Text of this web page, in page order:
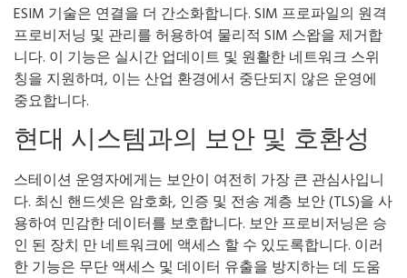
ESIM 기술은 연결을 더 간소화합니다. SIM 프로파일의 원격
프로비저닝 및 관리를 허용하여 물리적 SIM 스왑을 제거합
니다. 이 기능은 실시간 업데이트 및 원활한 네트워크 스위
칭을 지원하며, 이는 산업 환경에서 중단되지 않은 운영에
중요합니다.
현대 시스템과의 보안 및 호환성
스테이션 운영자에게는 보안이 여전히 가장 큰 관심사입니
다. 최신 핸드셋은 암호화, 인증 및 전송 계층 보안 (TLS)을 사
용하여 민감한 데이터를 보호합니다. 보안 프로비저닝은 승
인 된 장치 만 네트워크에 액세스 할 수 있도록합니다. 이러
한 기능은 무단 액세스 및 데이터 유출을 방지하는 데 도움